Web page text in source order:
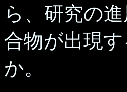
ら、研究の
合物が出現
か。